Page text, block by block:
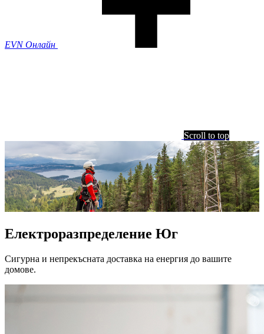
EVN Онлайн
Scroll to top
Електроразпределение Юг
Сигурна и непрекъсната доставка на енергия до вашите
домове.